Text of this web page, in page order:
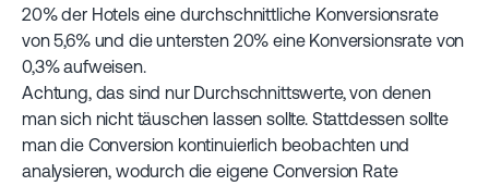
20% der Hotels eine durchschnittliche Konversionsrate
von 5,6% und die untersten 20% eine Konversionsrate von
0,3% aufweisen.
Achtung, das sind nur Durchschnittswerte, von denen
man sich nicht täuschen lassen sollte. Stattdessen sollte
man die Conversion kontinuierlich beobachten und
analysieren, wodurch die eigene Conversion Rate